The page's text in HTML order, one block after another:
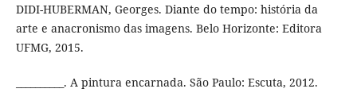
DIDI-HUBERMAN, Georges. Diante do tempo: história da
arte e anacronismo das imagens. Belo Horizonte: Editora
UFMG, 2015.
__________. A pintura encarnada. São Paulo: Escuta, 2012.